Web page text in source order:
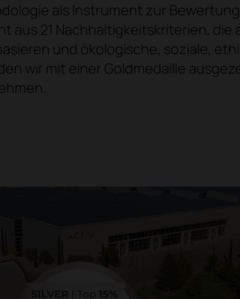
als Instrument zur
aus 21 Nachhaltigkeitskriterien, die
und ökologische, soziale,
wir mit einer Goldmedaille